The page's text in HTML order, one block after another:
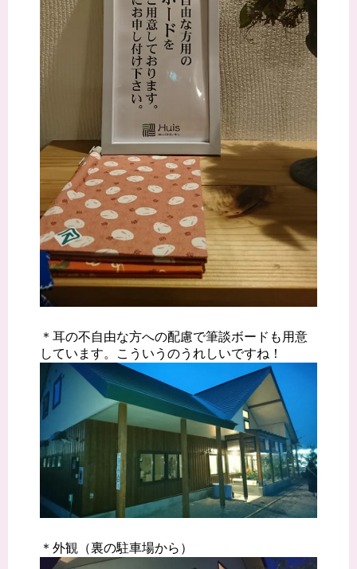
＊耳の不自由な方への配慮で筆談ボードも用意
しています。こういうのうれしいですね！
＊外観（裏の駐車場から）